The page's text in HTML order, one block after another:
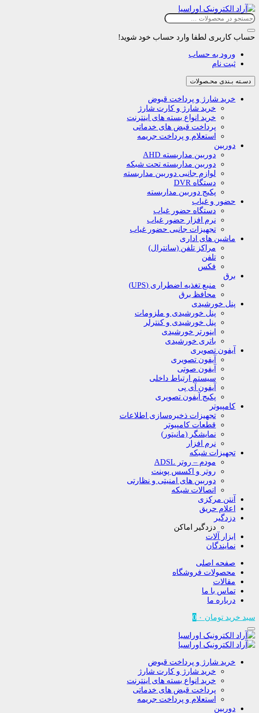
حساب کاربری لطفا وارد حساب خود شوید!
ورود به حساب
ثبت نام
دسـته بـندی محـصولات
خرید شارژ و پرداخت قبوض
خرید شارژ و کارت شارژ
خرید انواع بسته های اینترنت
پرداخت قبض های خدماتی
استعلام و پرداخت جریمه
دوربین
دوربین مداربسته AHD
دوربین مداربسته تحت شبکه
لوازم جانبی دوربین مداربسته
دستگاه DVR
پکیج دوربین مداربسته
حضور و غیاب
دستگاه حضور غیاب
نرم افزار حضور غیاب
تجهیزات جانبی حضور غیاب
ماشین های اداری
مراکز تلفن (سانترال)
تلفن
فکس
برق
منبع تغذیه اضطراری (UPS)
محافظ برق
پنل خورشیدی
پنل خورشیدی و ملزومات
پنل خورشیدی و کنترلر
اینورتر خورشیدی
باتری خورشیدی
آیفون تصویری
آیفون تصویری
آیفون صوتی
سیستم ارتباط داخلی
آیفون آی پی
پکیج آیفون تصویری
کامپیوتر
تجهیزات ذخیره‌سازی اطلاعات
قطعات کامپیوتر
نمایشگر (مانیتور)
نرم افزار
تجهیزات شبکه
مودم – روتر ADSL
روتر و اکسس پوینت
دوربین های امنیتی و نظارتی
اتصالات شبکه
آنتن مرکزی
اعلام حریق
دزدگیر
دزدگیر اماکن
ابزار آلات
نمایندگان
صفحه اصلی
محصولات فروشگاه
مقالات
تماس با ما
درباره ما
سبد خرید تومان 0
خرید شارژ و پرداخت قبوض
خرید شارژ و کارت شارژ
خرید انواع بسته های اینترنت
پرداخت قبض های خدماتی
استعلام و پرداخت جریمه
دوربین